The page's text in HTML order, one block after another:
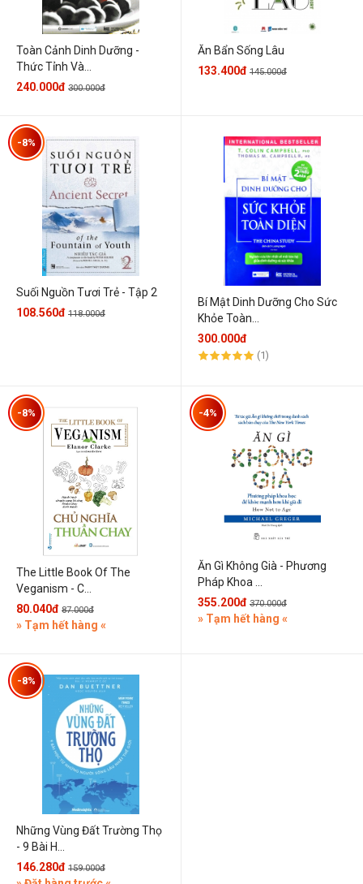
Toàn Cảnh Dinh Dưỡng -
Thức Tỉnh Và...
240.000đ 300.000đ
Ăn Bẩn Sống Lâu
133.400đ 145.000đ
Suối Nguồn Tươi Trẻ - Tập 2
-8%
108.560đ 118.000đ
Bí Mật Dinh Dưỡng Cho Sức
Khỏe Toàn...
300.000đ
(1)
The Little Book Of The
Veganism - C...
-8%
80.040đ 87.000đ
» Tạm hết hàng «
Ăn Gì Không Già - Phương
Pháp Khoa ...
-4%
355.200đ 370.000đ
» Tạm hết hàng «
Những Vùng Đất Trường Thọ
- 9 Bài H...
-8%
146.280đ 159.000đ